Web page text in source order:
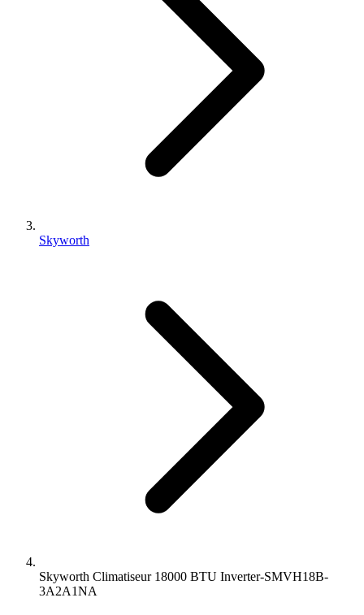
Skyworth
Skyworth Climatiseur 18000 BTU Inverter-SMVH18B-
3A2A1NA